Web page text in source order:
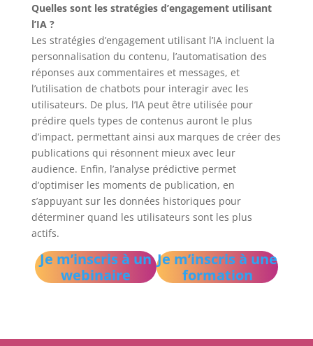
Quelles sont les stratégies d’engagement utilisant
l’IA ?
Les stratégies d’engagement utilisant l’IA incluent la
personnalisation du contenu, l’automatisation des
réponses aux commentaires et messages, et
l’utilisation de chatbots pour interagir avec les
utilisateurs. De plus, l’IA peut être utilisée pour
prédire quels types de contenus auront le plus
d’impact, permettant ainsi aux marques de créer des
publications qui résonnent mieux avec leur
audience. Enfin, l’analyse prédictive permet
d’optimiser les moments de publication, en
s’appuyant sur les données historiques pour
déterminer quand les utilisateurs sont les plus
actifs.
Je m’inscris à un
webinaire
Je m’inscris à une
formation